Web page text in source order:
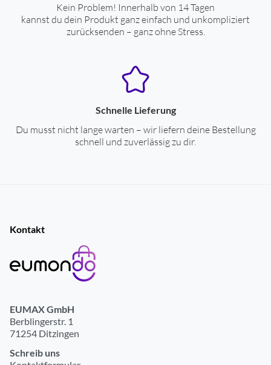
Kein Problem! Innerhalb von 14 Tagen
kannst du dein Produkt ganz einfach und unkompliziert
zurücksenden – ganz ohne Stress.
Schnelle Lieferung
Du musst nicht lange warten – wir liefern deine Bestellung
schnell und zuverlässig zu dir.
Kontakt
EUMAX GmbH
Berblingerstr. 1
71254 Ditzingen
Schreib uns